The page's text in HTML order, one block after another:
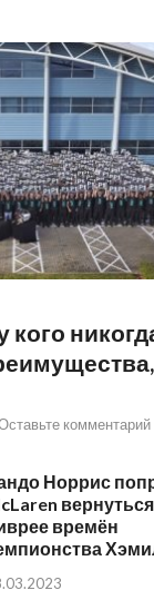
комментарий
Норрис
времён